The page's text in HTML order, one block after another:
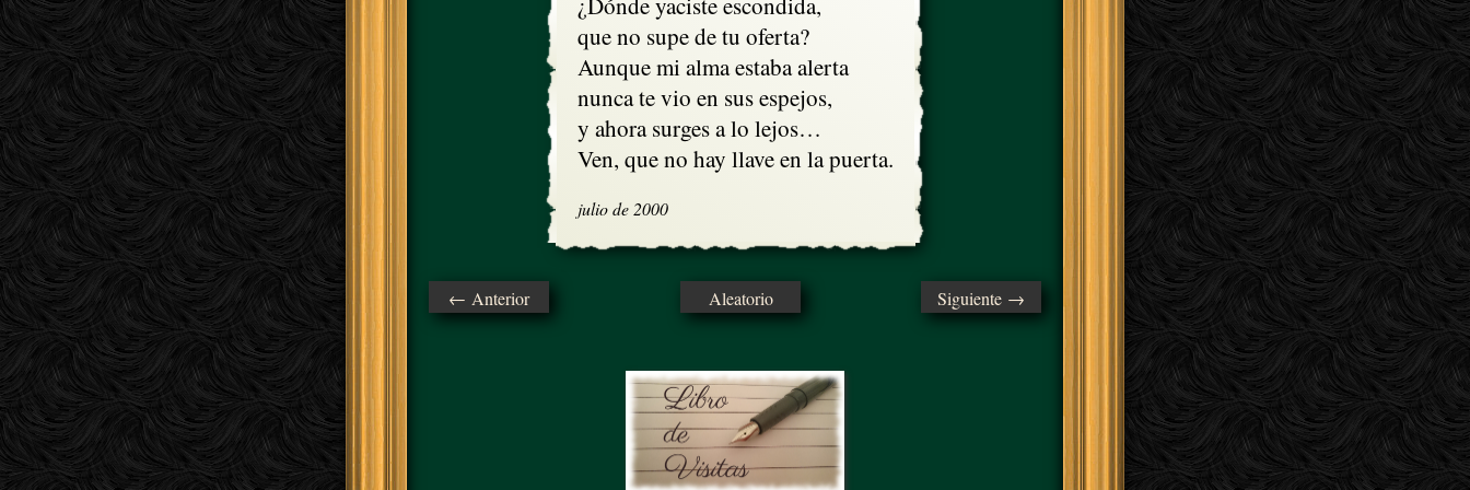
que no supe de tu oferta?
Aunque mi alma estaba alerta
nunca te vio en sus espejos,
y ahora surges a lo lejos…
Ven, que no hay llave en la puerta.
julio de 2000
← Anterior Aleatorio Siguiente →